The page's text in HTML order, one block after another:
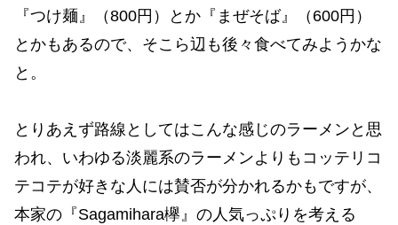
『つけ麺』（800円）とか『まぜそば』（600円）
とかもあるので、そこら辺も後々食べてみようかな
と。
とりあえず路線としてはこんな感じのラーメンと思
われ、いわゆる淡麗系のラーメンよりもコッテリコ
テコテが好きな人には賛否が分かれるかもですが、
本家の『Sagamihara欅』の人気っぷりを考える